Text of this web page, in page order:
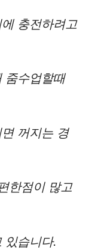
충전하려고
줌수업할때
꺼지는 경
한점이 많고
있습니다.